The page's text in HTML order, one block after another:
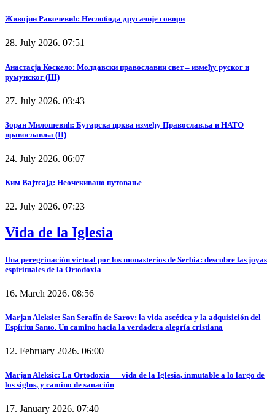
Живојин Ракочевић: Неслобода другачије говори
28. July 2026. 07:51
Анастасја Коскело: Молдавски православни свет – између руског и
румунског (III)
27. July 2026. 03:43
Зоран Милошевић: Бугарска црква између Православља и НАТО
православља (II)
24. July 2026. 06:07
Ким Вајтсајд: Неочекивано путовање
22. July 2026. 07:23
Vida de la Iglesia
Una peregrinación virtual por los monasterios de Serbia: descubre las joyas
espirituales de la Ortodoxia
16. March 2026. 08:56
Marjan Aleksic: San Serafín de Sarov: la vida ascética y la adquisición del
Espíritu Santo. Un camino hacia la verdadera alegría cristiana
12. February 2026. 06:00
Marjan Aleksic: La Ortodoxia — vida de la Iglesia, inmutable a lo largo de
los siglos, y camino de sanación
17. January 2026. 07:40